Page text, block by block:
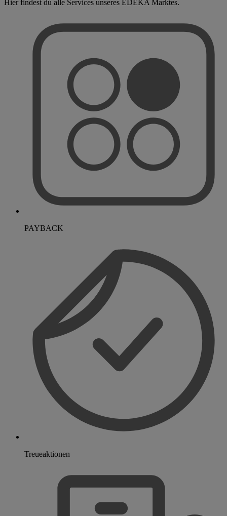
Hier findest du alle Services unseres EDEKA Marktes.
PAYBACK
Treueaktionen